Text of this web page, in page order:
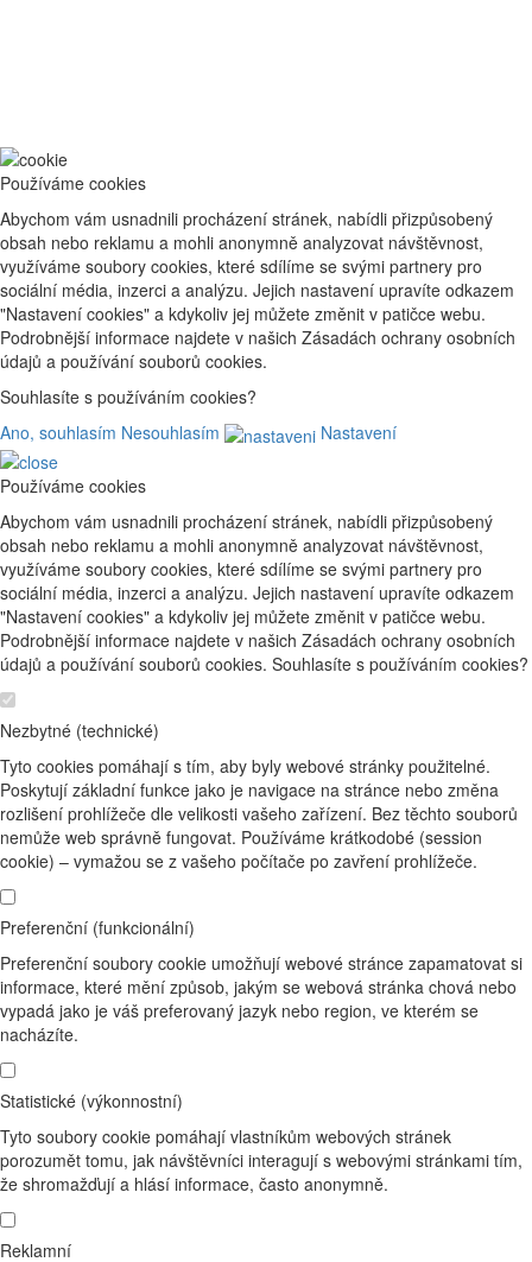
Používáme cookies
Abychom vám usnadnili procházení stránek, nabídli přizpůsobený
obsah nebo reklamu a mohli anonymně analyzovat návštěvnost,
využíváme soubory cookies, které sdílíme se svými partnery pro
sociální média, inzerci a analýzu. Jejich nastavení upravíte odkazem
"Nastavení cookies" a kdykoliv jej můžete změnit v patičce webu.
Podrobnější informace najdete v našich Zásadách ochrany osobních
údajů a používání souborů cookies.
Souhlasíte s používáním cookies?
Ano, souhlasím Nesouhlasím Nastavení
Používáme cookies
Abychom vám usnadnili procházení stránek, nabídli přizpůsobený
obsah nebo reklamu a mohli anonymně analyzovat návštěvnost,
využíváme soubory cookies, které sdílíme se svými partnery pro
sociální média, inzerci a analýzu. Jejich nastavení upravíte odkazem
"Nastavení cookies" a kdykoliv jej můžete změnit v patičce webu.
Podrobnější informace najdete v našich Zásadách ochrany osobních
údajů a používání souborů cookies. Souhlasíte s používáním cookies?
Nezbytné (technické)
Tyto cookies pomáhají s tím, aby byly webové stránky použitelné.
Poskytují základní funkce jako je navigace na stránce nebo změna
rozlišení prohlížeče dle velikosti vašeho zařízení. Bez těchto souborů
nemůže web správně fungovat. Používáme krátkodobé (session
cookie) – vymažou se z vašeho počítače po zavření prohlížeče.
Preferenční (funkcionální)
Preferenční soubory cookie umožňují webové stránce zapamatovat si
informace, které mění způsob, jakým se webová stránka chová nebo
vypadá jako je váš preferovaný jazyk nebo region, ve kterém se
nacházíte.
Statistické (výkonnostní)
Tyto soubory cookie pomáhají vlastníkům webových stránek
porozumět tomu, jak návštěvníci interagují s webovými stránkami tím,
že shromažďují a hlásí informace, často anonymně.
Reklamní